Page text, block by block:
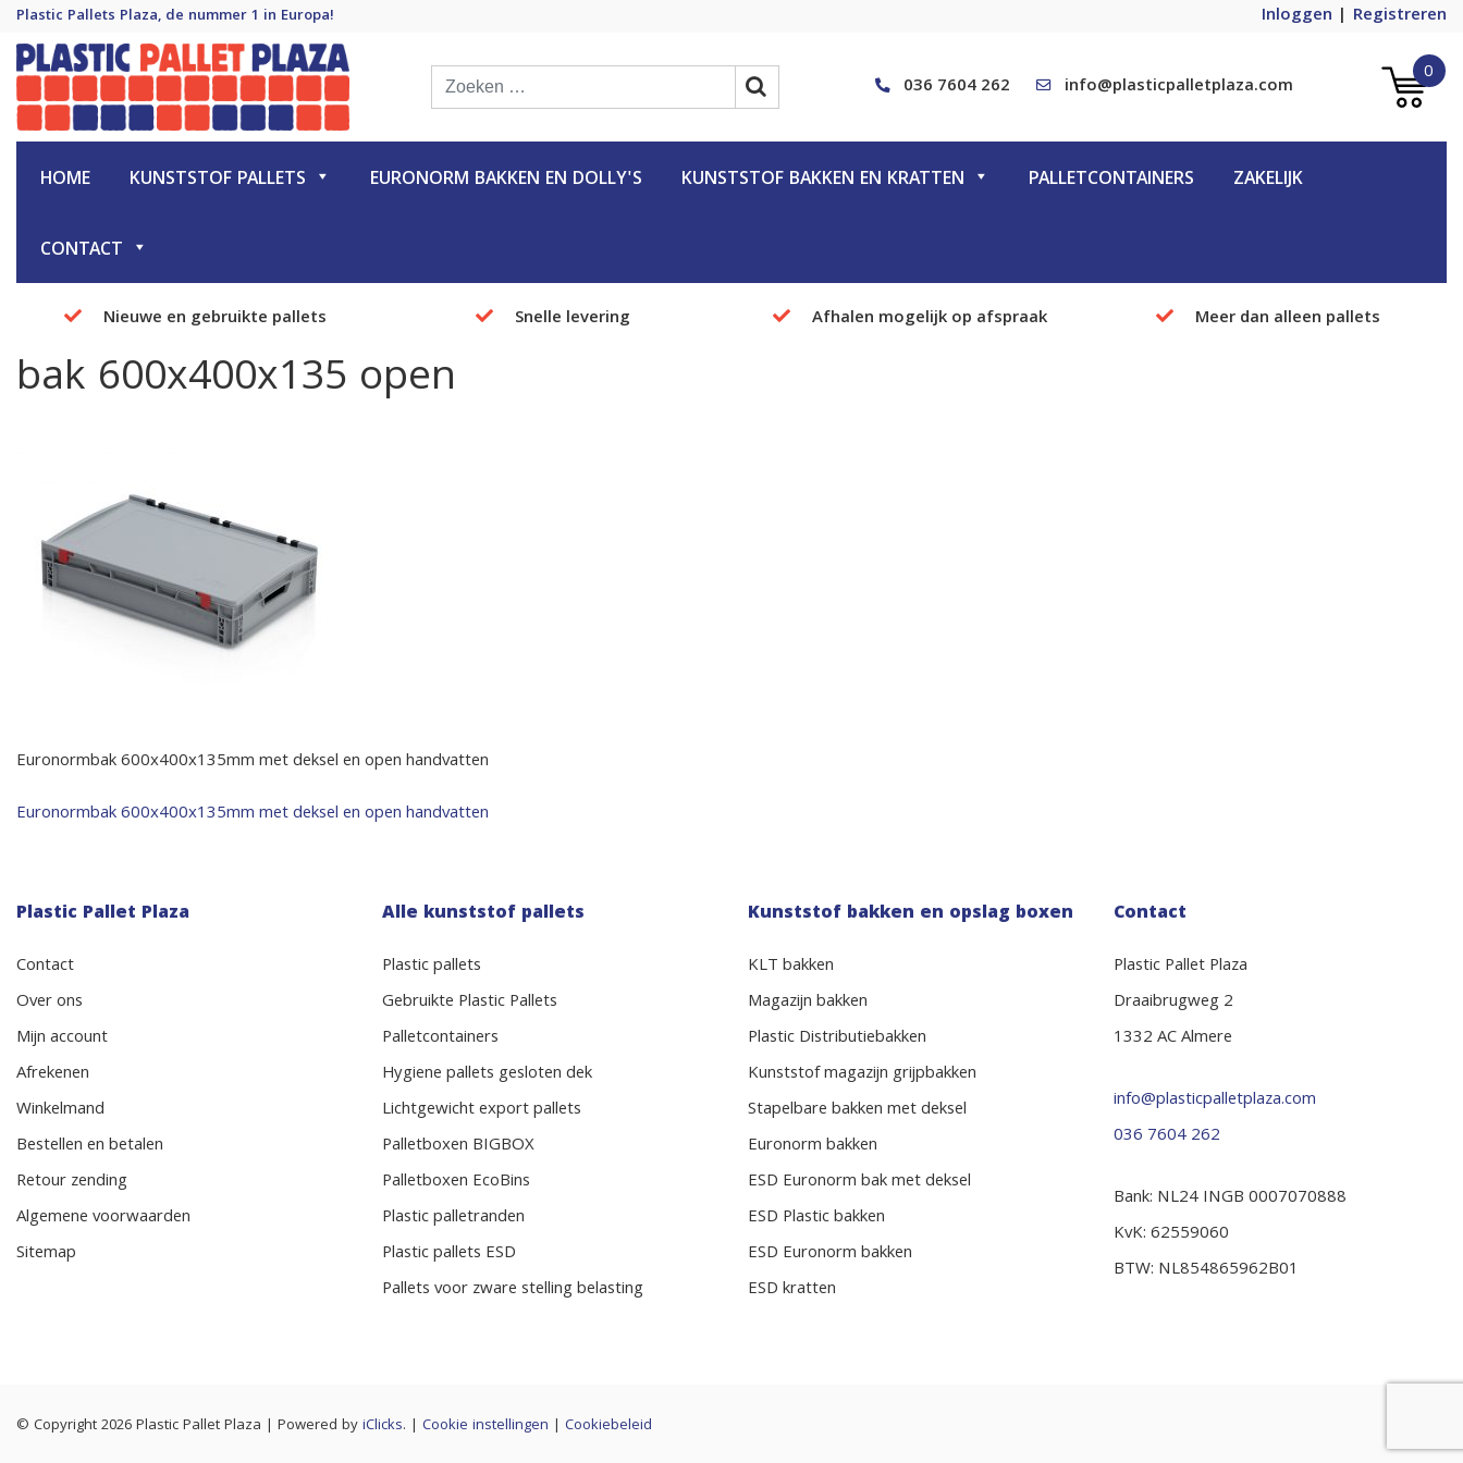
Plastic Pallets Plaza, de nummer 1 in Europa! Inloggen Registreren
Plastic Pallet Plaza
Plastic Pallets Plaza, de nummer 1 in Europa! 0
036 7604 262 info@plasticpalletplaza.com
HOME KUNSTSTOF PALLETS EURONORM BAKKEN EN DOLLY'S KUNSTSTOF BAKKEN EN KRATTEN PALLETCONTAINERS ZAKELIJK
CONTACT
Nieuwe en gebruikte pallets Snelle levering Afhalen mogelijk op afspraak Meer dan alleen pallets
bak 600x400x135 open
Euronormbak 600x400x135mm met deksel en open handvatten
Bericht
Euronormbak 600x400x135mm met deksel en open handvatten
Plastic Pallet Plaza
Contact
Over ons
Mijn account
Afrekenen
Winkelmand
Bestellen en betalen
Retour zending
Algemene voorwaarden
Sitemap
Alle kunststof pallets
Plastic pallets
Gebruikte Plastic Pallets
Palletcontainers
Hygiene pallets gesloten dek
Lichtgewicht export pallets
Palletboxen BIGBOX
Palletboxen EcoBins
Plastic palletranden
Plastic pallets ESD
Pallets voor zware stelling belasting
Kunststof bakken en opslag boxen
KLT bakken
Magazijn bakken
Plastic Distributiebakken
Kunststof magazijn grijpbakken
Stapelbare bakken met deksel
Euronorm bakken
ESD Euronorm bak met deksel
ESD Plastic bakken
ESD Euronorm bakken
ESD kratten
Contact
Plastic Pallet Plaza
Draaibrugweg 2
1332 AC Almere
info@plasticpalletplaza.com
036 7604 262
Bank: NL24 INGB 0007070888
KvK: 62559060
BTW: NL854865962B01
© Copyright 2026 Plastic Pallet Plaza | Powered byiClicks. | Cookie instellingen | Cookiebeleid